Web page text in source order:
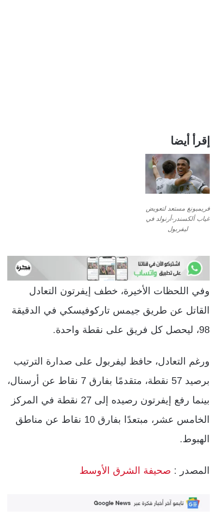
إقرأ أيضا
فريمبونغ مستعد لتعويض
غياب ألكسندر-أرنولد في
ليفربول
وفي اللحظات الأخيرة، خطف إيفرتون التعادل
القاتل عن طريق جيمس تاركوفيسكي في الدقيقة
98، ليحصل كل فريق على نقطة واحدة.
ورغم التعادل، حافظ ليفربول على صدارة الترتيب
برصيد 57 نقطة، متقدمًا بفارق 7 نقاط عن أرسنال،
بينما رفع إيفرتون رصيده إلى 27 نقطة في المركز
الخامس عشر، مبتعدًا بفارق 10 نقاط عن مناطق
الهبوط.
المصدر : صحيفة الشرق الأوسط